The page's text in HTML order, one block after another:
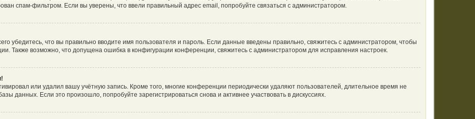
спам-фильтром. Если вы уверены, что ввели правильный адрес email, попробуйте связаться с администратором.
убедитесь, что вы правильно вводите имя пользователя и пароль. Если данные введены правильно, свяжитесь с администратором, чтобы
Также возможно, что допущена ошибка в конфигурации конференции, свяжитесь с администратором для исправления настроек.
или удалил вашу учётную запись. Кроме того, многие конференции периодически удаляют пользователей, длительное время не
данных. Если это произошло, попробуйте зарегистрироваться снова и активнее участвовать в дискуссиях.